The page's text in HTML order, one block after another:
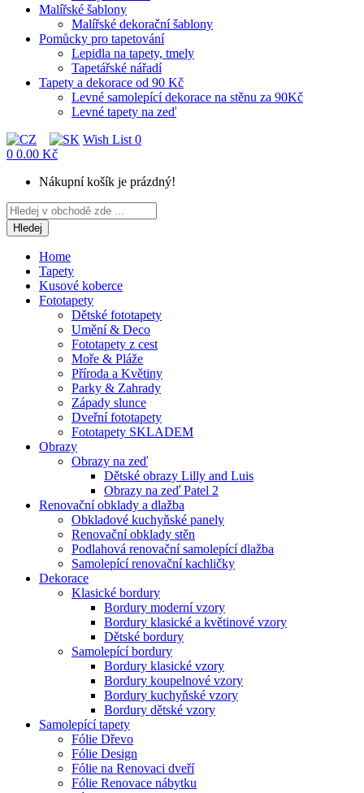
Malířské šablony
Malířské dekorační šablony
Pomůcky pro tapetování
Lepidla na tapety, tmely
Tapetářské nářadí
Tapety a dekorace od 90 Kč
Levné samolepící dekorace na stěnu za 90Kč
Levné tapety na zeď
Wish List 0
0 0.00 Kč
Nákupní košík je prázdný!
Hledej
Home
Tapety
Kusové koberce
Fototapety
Dětské fototapety
Umění & Deco
Fototapety z cest
Moře & Pláže
Příroda a Květiny
Parky & Zahrady
Západy slunce
Dveřní fototapety
Fototapety SKLADEM
Obrazy
Obrazy na zeď
Dětské obrazy Lilly and Luis
Obrazy na zeď Patel 2
Renovační obklady a dlažba
Obkladové kuchyňské panely
Renovační obklady stěn
Podlahová renovační samolepící dlažba
Samolepící renovační kachličky
Dekorace
Klasické bordury
Bordury moderní vzory
Bordury klasické a květinové vzory
Dětské bordury
Samolepící bordury
Bordury klasické vzory
Bordury koupelnové vzory
Bordury kuchyňské vzory
Bordury dětské vzory
Samolepící tapety
Fólie Dřevo
Fólie Design
Fólie na Renovaci dveří
Fólie Renovace nábytku